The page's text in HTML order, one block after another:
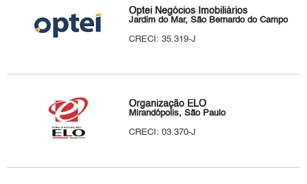
Optei Negócios Imobiliários
Jardim do Mar, São Bernardo do Campo
CRECI: 35.319-J
Organização ELO
Mirandópolis, São Paulo
CRECI: 03.370-J